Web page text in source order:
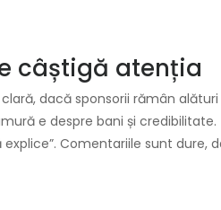
câștigă atenția
dacă sponsorii rămân alături
e despre bani și credibilitate.
Comentariile sunt dure,